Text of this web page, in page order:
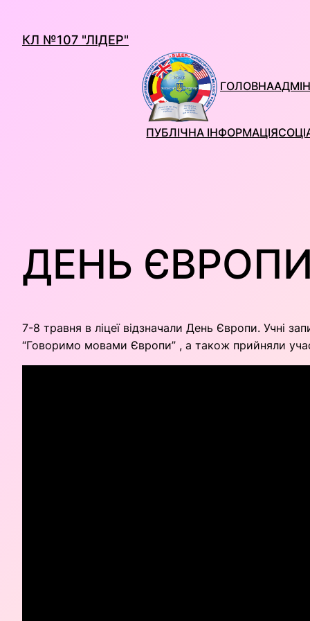
вмістуКЛ №107 "ЛІДЕР"
ГОЛОВНА
ПУБЛІЧНА ІНФОРМАЦІЯ
ДЕНЬ ЄВРОПИ
7-8 травня в ліцеї відзначали День Європи. Учні
“Говоримо мовами Європи” , а також прийняли